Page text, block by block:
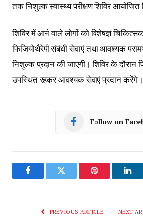
तक निशुल्क स्वास्थ्य परीक्षण शिविर आयोजित
शिविर में आने वाले लोगों को विशेषज्ञ
फिजियोथैरेपी संबंधी सेवाएं तथा आवश्यक
निशुल्क प्रदान की जाएगी। शिविर के दौरान
उपस्थित रहकर आवश्यक सेवाएं प्रदान करेंगे।
Follow on
FacebookTwitter Pinterest
PREVIOUS ARTICLE NEXT